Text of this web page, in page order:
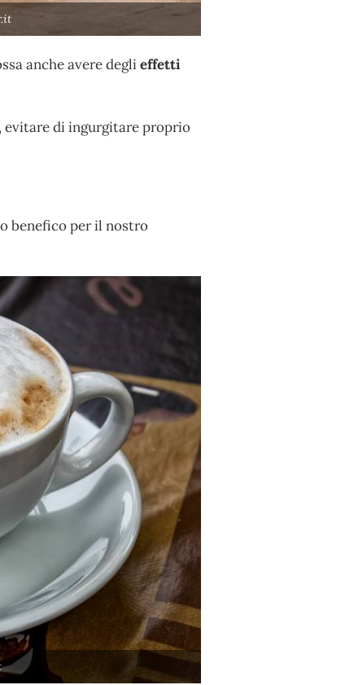
anche avere deglieffetti
evitare di ingurgitare proprio
benefico per il nostro